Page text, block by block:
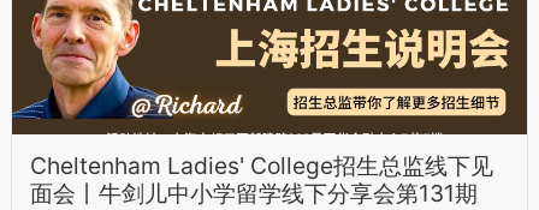
Cheltenham Ladies' College招生总监线下见
面会丨牛剑儿中小学留学线下分享会第131期